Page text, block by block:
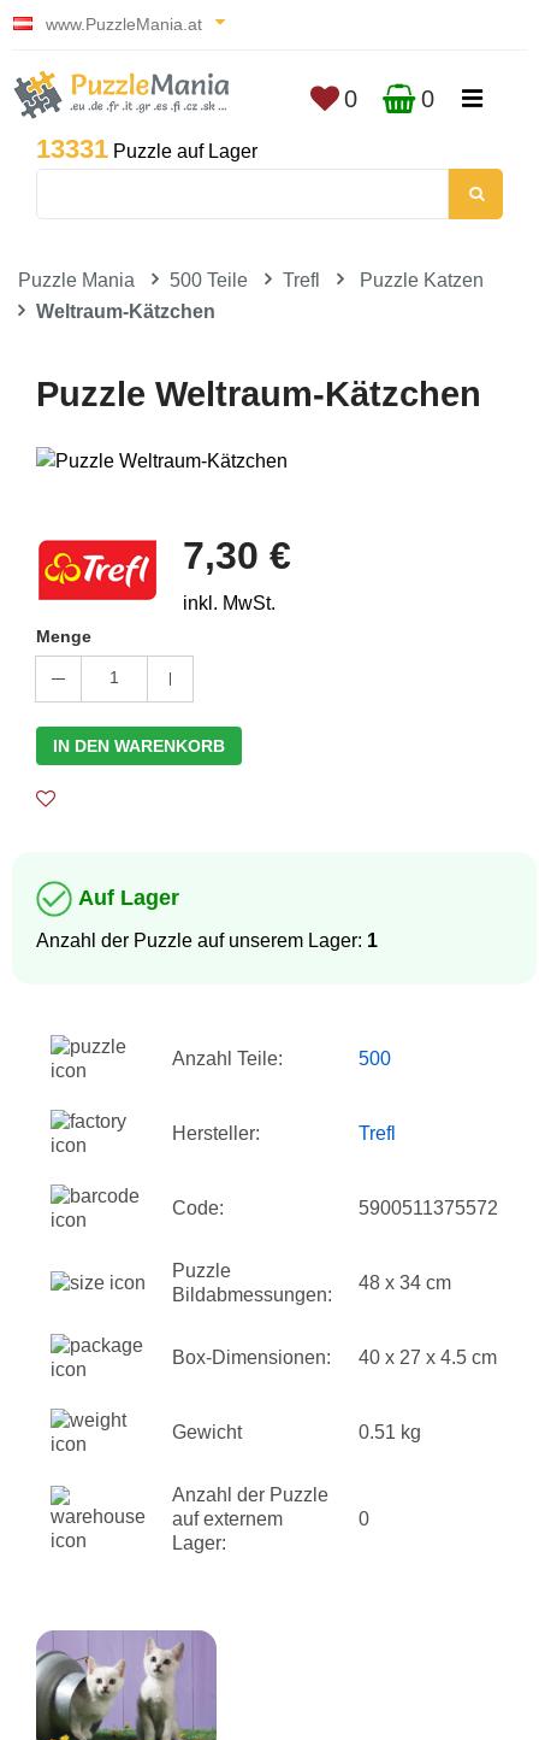
www.PuzzleMania.at
13331 Puzzle auf Lager
0 0
Puzzle Mania 500 Teile Trefl
Puzzle Katzen
Weltraum-Kätzchen
Puzzle Weltraum-Kätzchen
7,30 €
inkl. MwSt.
Menge
1
IN DEN WARENKORB
Auf Lager
Anzahl der Puzzle auf unserem Lager: 1
Anzahl Teile: 500
Hersteller: Trefl
Code: 5900511375572
Puzzle
Bildabmessungen:
48 x 34 cm
Box-Dimensionen: 40 x 27 x 4.5 cm
Gewicht 0.51 kg
Anzahl der Puzzle
auf externem
Lager:
0